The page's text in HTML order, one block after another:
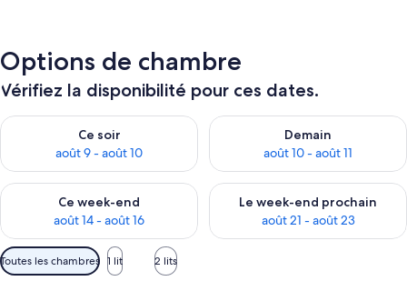
Options de chambre
Vérifiez la disponibilité pour ces dates.
Ce soir
août 9 - août 10
Vérifier la disponibilité pour ce soir août 9 - août 10
Demain
août 10 - août 11
Vérifier la disponibilité pour
Ce week-end
août 14 - août 16
Vérifier la disponibilité pour ce week-end août 14 - août 16
Le week-end prochain
août 21 - août 23
Vérifier la disponibilité pour
Filtres
disponibles
Toutes les chambres 1 lit 2 lits